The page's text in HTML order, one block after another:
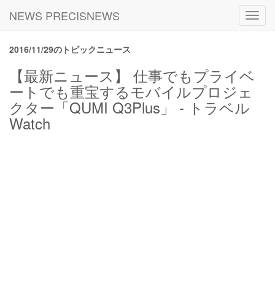
NEWS PRECISNEWS
2016/11/29のトピックニュース
【最新ニュース】 仕事でもプライベ
ートでも重宝するモバイルプロジェ
クター「QUMI Q3Plus」 - トラベル
Watch